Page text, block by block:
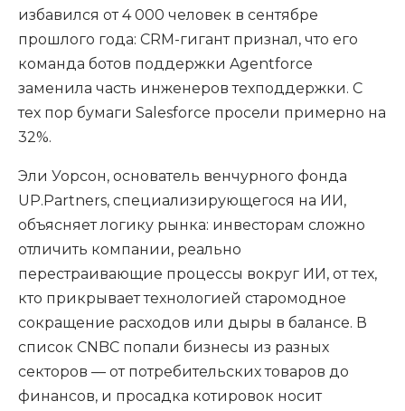
избавился от 4 000 человек в сентябре
прошлого года: CRM-гигант признал, что его
команда ботов поддержки Agentforce
заменила часть инженеров техподдержки. С
тех пор бумаги Salesforce просели примерно на
32%.
Эли Уорсон, основатель венчурного фонда
UP.Partners, специализирующегося на ИИ,
объясняет логику рынка: инвесторам сложно
отличить компании, реально
перестраивающие процессы вокруг ИИ, от тех,
кто прикрывает технологией старомодное
сокращение расходов или дыры в балансе. В
список CNBC попали бизнесы из разных
секторов — от потребительских товаров до
финансов, и просадка котировок носит